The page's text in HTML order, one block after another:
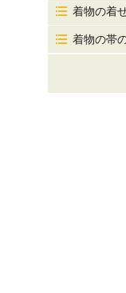
着物の着
着物の帯